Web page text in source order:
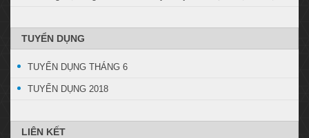
TUYỂN DỤNG
TUYỂN DỤNG THÁNG 6
TUYỂN DỤNG 2018
LIÊN KẾT